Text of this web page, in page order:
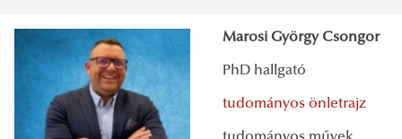
Marosi György Csongor
PhD hallgató
tudományos önletrajz